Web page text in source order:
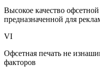
Высокое качество
предназначенной для
VI
Офсетная печать не
факторов